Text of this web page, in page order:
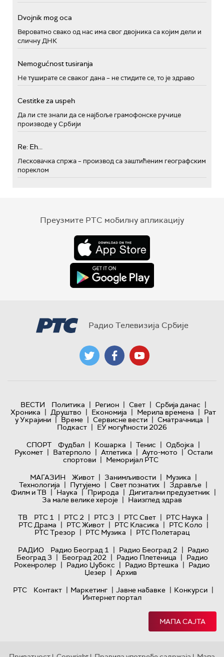
Dvojnik mog oca
Вероватно свако од нас има свог двојника са којим дели и
сличну ДНК
Nemogućnost tusiranja
Не туширате се сваког дана – не стидите се, то је здраво
Cestitke za uspeh
Да ли сте знали да се најбоље грамофонске ручице
производе у Србији
Re: Eh...
Лесковачка спржа – производ са заштићеним географским
пореклом
Преузмите РТС мобилну апликацију
Радио Телевизија Србије
ВЕСТИ Политика | Регион | Свет | Србија данас |
Хроника | Друштво | Економија | Мерила времена | Рат
у Украјини | Време | Сервисне вести | Сматрачница |
Подкаст | ЕУ могућности 2026
СПОРТ
Фудбал | Кошарка | Тенис | Одбојка |
Рукомет | Ватерполо | Атлетика | Ауто-мото | Остали
спортови | Меморијал РТС
МАГАЗИН
Живот | Занимљивости | Музика |
Технологијa | Путујемо | Свет познатих | Здравље |
Филм и ТВ | Наука | Природа | Дигитални предузетник |
За мале велике хероје | Наизглед здрав
ТВ
РТС 1 | РТС 2 | РТС 3 | РТС Свет | РТС Наука |
РТС Драма | РТС Живот | РТС Класика | РТС Коло |
РТС Трезор | РТС Музика | РТС Полетарац
РАДИО
Радио Београд 1 | Радио Београд 2 | Радио
Београд 3 | Београд 202 | Радио Плетеница | Радио
Рокенролер | Радио Џубокс | Радио Вртешка | Радио
Џезер | Архив
РТС
Контакт | Маркетинг | Јавне набавке | Конкурси |
Интернет портал
МАПА САЈТА